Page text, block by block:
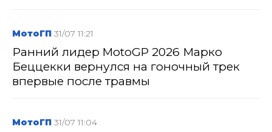
МотоГП 31/07 11:21
Ранний лидер MotoGP 2026 Марко
Беццекки вернулся на гоночный трек
впервые после травмы
МотоГП 31/07 11:04